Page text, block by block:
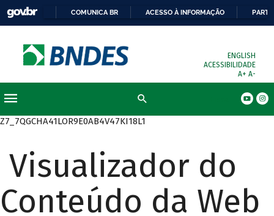
COMUNICA BR ACESSO À INFORMAÇÃO
ENGLISH
ACESSIBILIDADE
A+ A-
Z7_7QGCHA41LOR9E0AB4V47KI18L1
Visualizador do
Conteúdo da Web